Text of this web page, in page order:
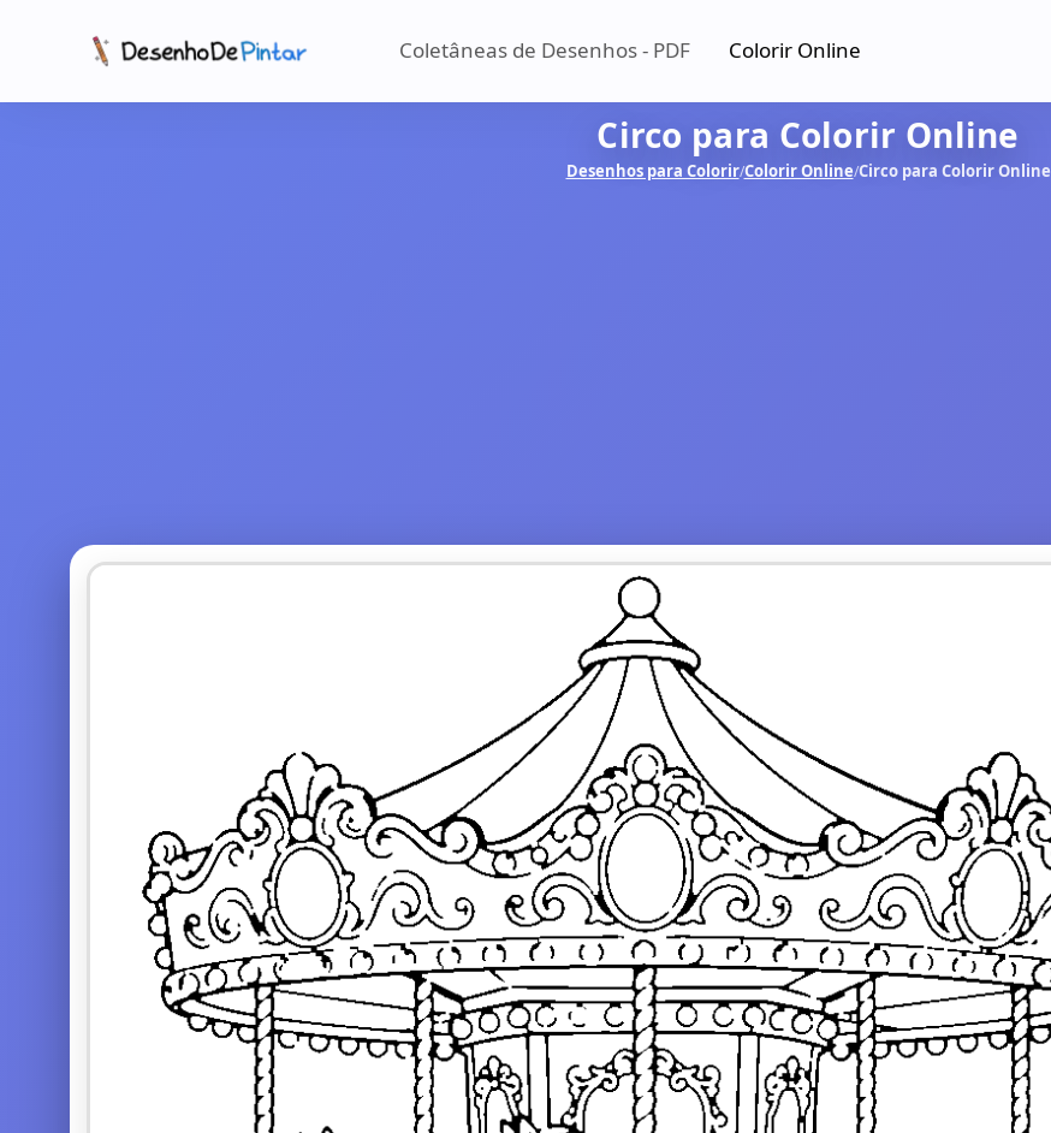
Coletâneas de Desenhos - PDF Colorir Online
Circo para Colorir Online
Desenhos para Colorir/Colorir Online/Circo para Colorir Online